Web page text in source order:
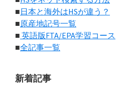
■日本と海外はHSが違う？
■原産地記号一覧
■ 英語版FTA/EPA学習コース
■全記事一覧
新着記事